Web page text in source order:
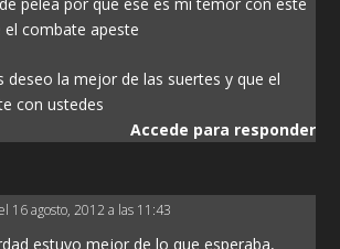
el combate apeste
deseo la mejor de las suertes y que el
con ustedes
Accede para responder
16 agosto, 2012 a las 11:43
estuvo mejor de lo que esperaba,